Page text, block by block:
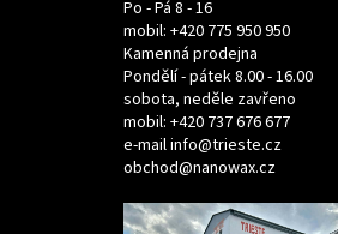
Po - Pá 8 - 16
mobil: +420 775 950 950
Kamenná prodejna
Pondělí - pátek 8.00 - 16.00
sobota, neděle zavřeno
mobil: +420 737 676 677
e-mailinfo@trieste.cz
obchod@nanowax.cz